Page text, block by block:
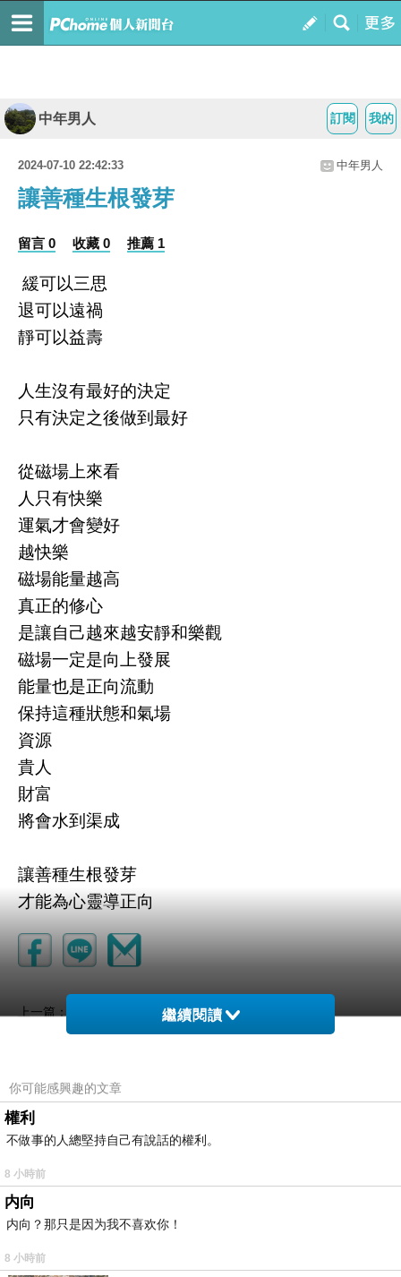
我的
訂閱
中年男人
2024-07-10 22:42:33 中年男人
讓善種生根發芽
留言 0 收藏 0 推薦 1
緩可以三思
退可以遠禍
靜可以益壽
人生沒有最好的決定
只有決定之後做到最好
從磁場上來看
人只有快樂
運氣才會變好
越快樂
磁場能量越高
真正的修心
是讓自己越來越安靜和樂觀
磁場一定是向上發展
能量也是正向流動
保持這種狀態和氣場
資源
貴人
財富
將會水到渠成
讓善種生根發芽
才能為心靈導正向
上一篇： 繼續閱讀
你可能感興趣的文章
權利
不做事的人總堅持自己有說話的權利。
8 小時前
内向
内向？那只是因为我不喜欢你！
8 小時前